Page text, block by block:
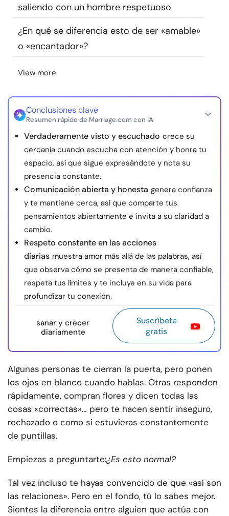
saliendo con un hombre respetuoso
¿En qué se diferencia esto de ser «amable»
o «encantador»?
View more
Conclusiones clave
Resumen rápido de Marriage.com con IA
Verdaderamente visto y escuchado crece su
cercanía cuando escucha con atención y honra tu
espacio, así que sigue expresándote y nota su
presencia constante.
Comunicación abierta y honesta genera confianza
y te mantiene cerca, así que comparte tus
pensamientos abiertamente e invita a su claridad a
cambio.
Respeto constante en las acciones
diarias muestra amor más allá de las palabras, así
que observa cómo se presenta de manera confiable,
respeta tus límites y te incluye en su vida para
profundizar tu conexión.
sanar y crecer
diariamente
Suscríbete
gratis
Algunas personas te cierran la puerta, pero ponen
los ojos en blanco cuando hablas. Otras responden
rápidamente, compran flores y dicen todas las
cosas «correctas»… pero te hacen sentir inseguro,
rechazado o como si estuvieras constantemente
de puntillas.
Empiezas a preguntarte:¿Es esto normal?
Tal vez incluso te hayas convencido de que «así son
las relaciones». Pero en el fondo, tú lo sabes mejor.
Sientes la diferencia entre alguien que actúa con